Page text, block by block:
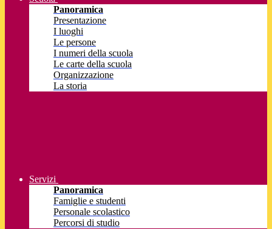
Panoramica
Presentazione
I luoghi
Le persone
I numeri della scuola
Le carte della scuola
Organizzazione
La storia
Servizi
Panoramica
Famiglie e studenti
Personale scolastico
Percorsi di studio